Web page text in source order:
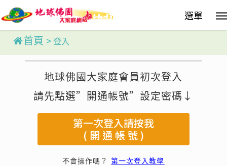
to
main
content
選單
首頁 > 登入
地球佛國大家庭會員初次登入
請先點選”開通帳號”設定密碼↓
第一次登入請按我
( 開 通 帳 號 )
不會操作嗎？ 第一次登入教學